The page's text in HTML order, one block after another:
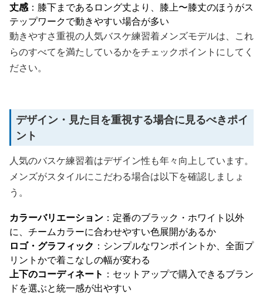
丈感：膝下まであるロング丈より、膝上〜膝丈のほうがス
テップワークで動きやすい場合が多い
動きやすさ重視の人気バスケ練習着メンズモデルは、これ
らのすべてを満たしているかをチェックポイントにしてく
ださい。
デザイン・見た目を重視する場合に見るべきポイ
ント
人気のバスケ練習着はデザイン性も年々向上しています。
メンズがスタイルにこだわる場合は以下を確認しましょ
う。
カラーバリエーション ：定番のブラック・ホワイト以外
に、チームカラーに合わせやすい色展開があるか
ロゴ・グラフィック ：シンプルなワンポイントか、全面プ
リントかで着こなしの幅が変わる
上下のコーディネート ：セットアップで購入できるブラン
ドを選ぶと統一感が出やすい